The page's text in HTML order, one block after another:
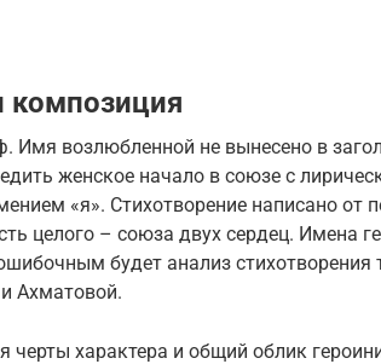
композиция
Имя возлюбленной не вынесено в
женское начало в союзе с
«я». Стихотворение написано от
целого – союза двух сердец. Имена
будет анализ стихотворения
Ахматовой.
черты характера и общий облик